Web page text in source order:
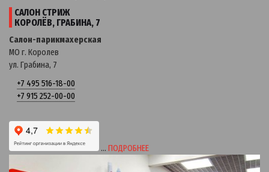
САЛОН СТРИЖ
КОРОЛЁВ, ГРАБИНА, 7
Салон-парикмахерская
МО г. Королев
ул. Грабина, 7
+7 495 516-18-00
+7 915 252-00-00
… ПОДРОБНЕЕ